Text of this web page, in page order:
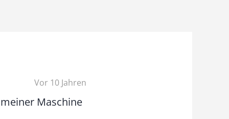
Vor 10 Jahren
Maschine